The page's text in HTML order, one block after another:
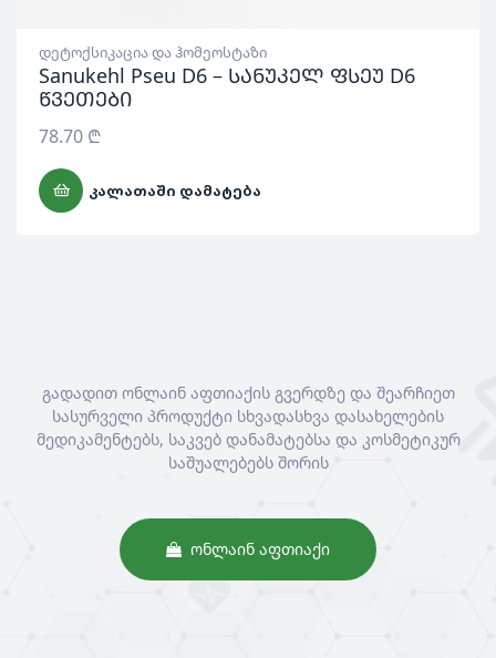
დეტოქსიკაცია და ჰომეოსტაზი
Sanukehl Pseu D6 – სანუკელ ფსეუ D6
წვეთები
78.70 ₾
ᲙᲐᲚᲐᲗᲐᲨᲘ ᲓᲐᲛᲐᲢᲔᲑᲐ
გადადით ონლაინ აფთიაქის გვერდზე და შეარჩიეთ
სასურველი პროდუქტი სხვადასხვა დასახელების
მედიკამენტებს, საკვებ დანამატებსა და კოსმეტიკურ
საშუალებებს შორის
ᲝᲜᲚᲐᲘᲜ ᲐᲤᲗᲘᲐᲥᲘ